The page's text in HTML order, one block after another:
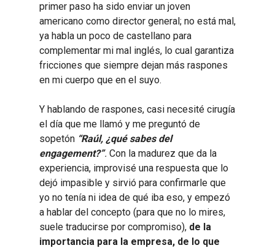
primer paso ha sido enviar un joven
americano como director general; no está mal,
ya habla un poco de castellano para
complementar mi mal inglés, lo cual garantiza
fricciones que siempre dejan más raspones
en mi cuerpo que en el suyo.
Y hablando de raspones, casi necesité cirugía
el día que me llamó y me preguntó de
sopetón “Raúl, ¿qué sabes del
engagement?”. Con la madurez que da la
experiencia, improvisé una respuesta que lo
dejó impasible y sirvió para confirmarle que
yo no tenía ni idea de qué iba eso, y empezó
a hablar del concepto (para que no lo mires,
suele traducirse por compromiso), de la
importancia para la empresa, de lo que